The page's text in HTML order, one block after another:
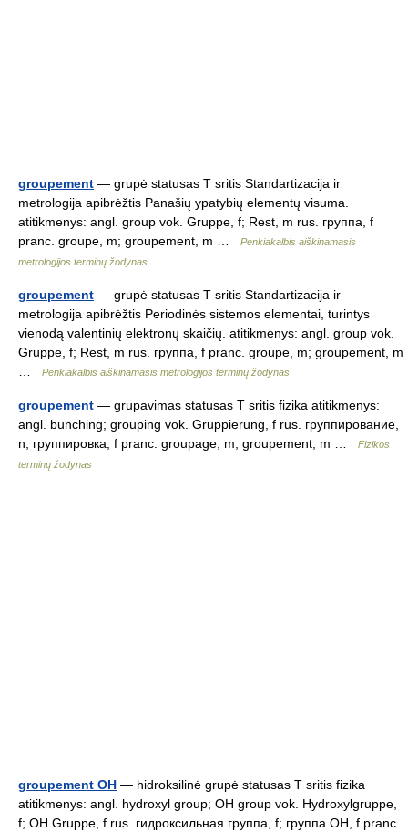
groupement — grupė statusas T sritis Standartizacija ir
metrologija apibrėžtis Panašių ypatybių elementų visuma.
atitikmenys: angl. group vok. Gruppe, f; Rest, m rus. группа, f
pranc. groupe, m; groupement, m …
Penkiakalbis aiškinamasis
metrologijos terminų žodynas
groupement — grupė statusas T sritis Standartizacija ir
metrologija apibrėžtis Periodinės sistemos elementai, turintys
vienodą valentinių elektronų skaičių. atitikmenys: angl. group vok.
Gruppe, f; Rest, m rus. группа, f pranc. groupe, m; groupement, m
Penkiakalbis aiškinamasis metrologijos terminų žodynas
groupement — grupavimas statusas T sritis fizika atitikmenys:
angl. bunching; grouping vok. Gruppierung, f rus. группирование,
n; группировка, f pranc. groupage, m; groupement, m …
Fizikos
terminų žodynas
groupement OH — hidroksilinė grupė statusas T sritis fizika
atitikmenys: angl. hydroxyl group; OH group vok. Hydroxylgruppe,
f; OH Gruppe, f rus. гидроксильная группа, f; группа ОН, f pranc.